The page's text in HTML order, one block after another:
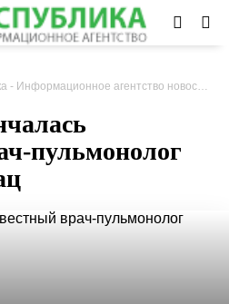
Информационное агентство новостей
пульмонолог